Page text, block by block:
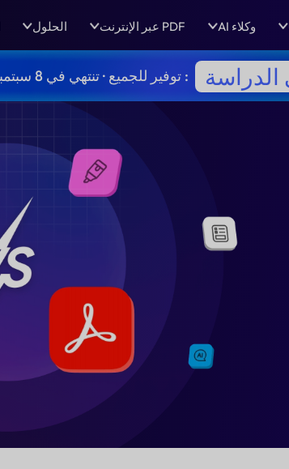
وكلاء AI PDF عبر الإنترنت الحلول
الدراسة : توفير للجميع · تنتهي في 8 سبتمبر